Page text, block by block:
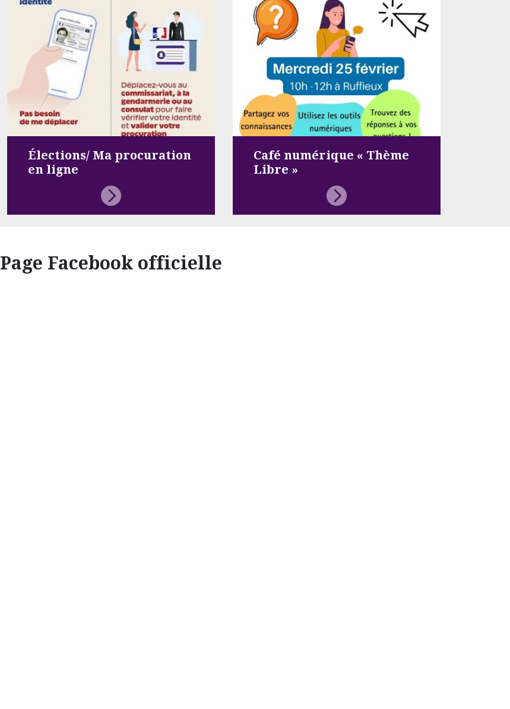
Élections/ Ma procuration
en ligne
Café numérique « Thème
Libre »
Page Facebook officielle